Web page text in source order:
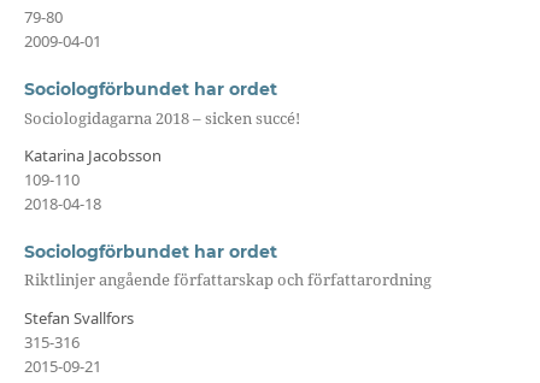
79-80
2009-04-01
Sociologförbundet har ordet
Sociologidagarna 2018 – sicken succé!
Katarina Jacobsson
109-110
2018-04-18
Sociologförbundet har ordet
Riktlinjer angående författarskap och författarordning
Stefan Svallfors
315-316
2015-09-21